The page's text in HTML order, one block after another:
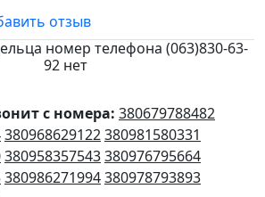
отзыв
номер телефона (063)830-63-
92 нет
с номера: 380679788482
380968629122380981580331
380958357543380976795664
380986271994380978793893